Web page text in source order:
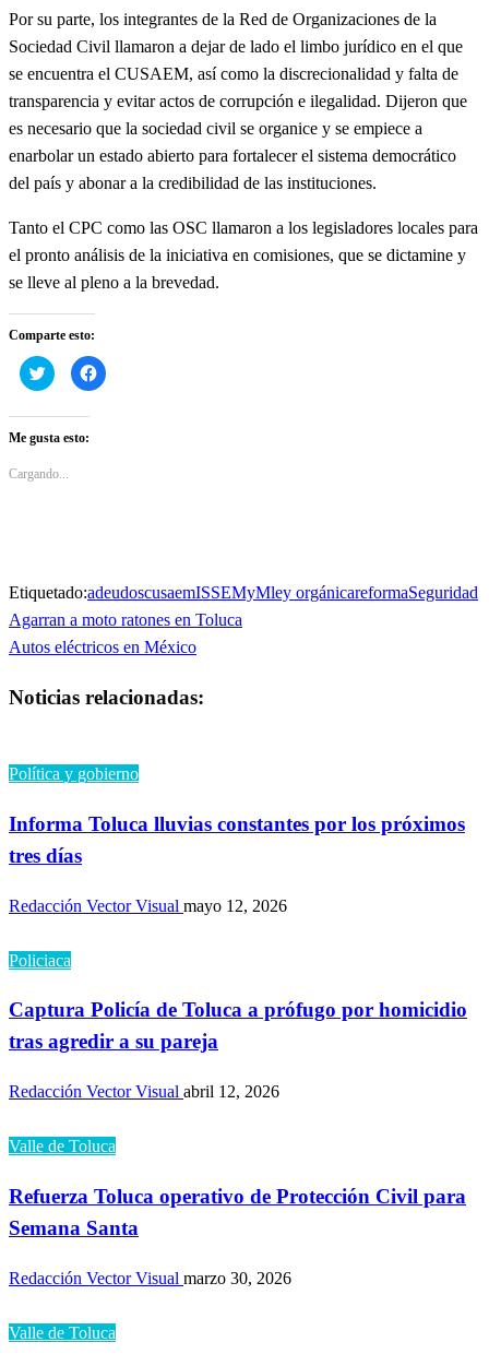
Por su parte, los integrantes de la Red de Organizaciones de la
Sociedad Civil llamaron a dejar de lado el limbo jurídico en el que
se encuentra el CUSAEM, así como la discrecionalidad y falta de
transparencia y evitar actos de corrupción e ilegalidad. Dijeron que
es necesario que la sociedad civil se organice y se empiece a
enarbolar un estado abierto para fortalecer el sistema democrático
del país y abonar a la credibilidad de las instituciones.
Tanto el CPC como las OSC llamaron a los legisladores locales para
el pronto análisis de la iniciativa en comisiones, que se dictamine y
se lleve al pleno a la brevedad.
Comparte esto:
Haz
clic
en
Twitter
(Se
en
Haz
clic
Me gusta esto:
Cargando...
Etiquetado:adeudoscusaemISSEMyMley orgánicareformaSeguridad
Navegación
entradas
Entrada
anterior
Agarran a moto ratones en Toluca
Entrada
Autos eléctricos en México
Noticias relacionadas:
Política y gobierno
Informa Toluca lluvias constantes por los próximos
tres días
Redacción Vector Visual mayo 12, 2026
Policiaca
Captura Policía de Toluca a prófugo por homicidio
tras agredir a su pareja
Redacción Vector Visual abril 12, 2026
Valle de Toluca
Refuerza Toluca operativo de Protección Civil para
Semana Santa
Redacción Vector Visual marzo 30, 2026
Valle de Toluca